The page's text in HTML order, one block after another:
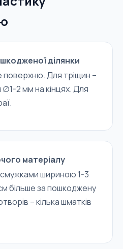
ділянки
поверхню. Для тріщин –
2 мм на кінцях. Для
матеріалу
шириною 1-3
більше за пошкоджену
– кілька шматків